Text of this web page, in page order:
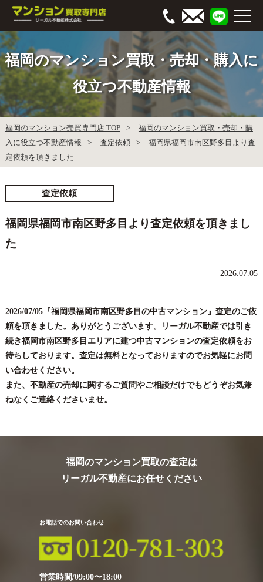
福岡のマンション買取・売却・購入に
役立つ不動産情報
福岡のマンション売買専門店 TOP
福岡のマンション買取・売却・購
入に役立つ不動産情報
査定依頼
福岡県福岡市南区野多目より査
定依頼を頂きました
査定依頼
福岡県福岡市南区野多目より査定依頼を頂きまし
た
2026.07.05
2026/07/05『福岡県福岡市南区野多目の中古マンション』査定のご依
頼を頂きました。ありがとうございます。リーガル不動産では引き
続き福岡市南区野多目エリアに建つ中古マンションの査定依頼をお
待ちしております。査定は無料となっておりますのでお気軽にお問
い合わせください。
また、不動産の売却に関するご質問やご相談だけでもどうぞお気兼
ねなくご連絡くださいませ。
福岡のマンション買取の査定は
リーガル不動産にお任せください
お電話でのお問い合わせ
営業時間/09:00〜18:00